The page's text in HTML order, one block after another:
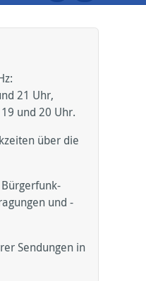
21 Uhr,
und 20 Uhr.
über die
und -
Sendungen in